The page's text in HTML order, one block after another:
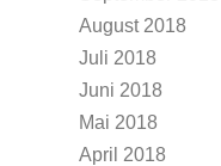
August 2018
Juli 2018
Juni 2018
Mai 2018
April 2018